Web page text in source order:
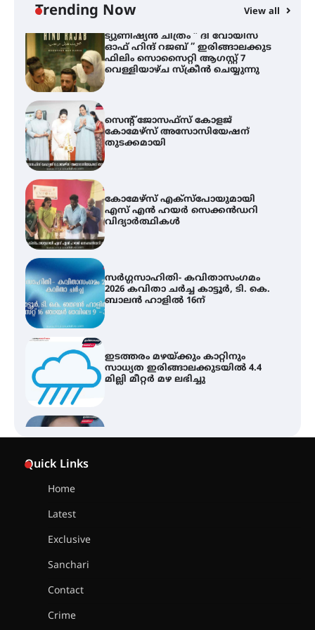
Trending Now View all
വെള്ളിയാഴ്ച സ്‌ക്രീൻ ചെയ്യുന്നു
സെന്റ് ജോസഫ്സ് കോളജ്
കോമേഴ്‌സ് അസോസിയേഷന്
തുടക്കമായി
കോമേഴ്സ് എക്സ്പോയുമായി
എസ് എൻ ഹയർ സെക്കൻഡറി
വിദ്യാർത്ഥികൾ
സർഗ്ഗസാഹിതി- കവിതാസംഗമം
2026 കവിതാ ചർച്ച കാട്ടൂർ, ടി. കെ.
ബാലൻ ഹാളിൽ 16ന്
ഇടത്തരം മഴയ്ക്കും കാറ്റിനും
സാധ്യത ഇരിങ്ങാലക്കുടയിൽ 4.4
മില്ലി മീറ്റർ മഴ ലഭിച്ചു
എം.ജി. യൂണിവേഴ്‌സിറ്റിയിൽ നിന്ന്
ഇംഗ്ളീഷ് സാഹിത്യത്തിൽ
Quick Links
Home
Latest
Exclusive
Sanchari
Contact
Crime